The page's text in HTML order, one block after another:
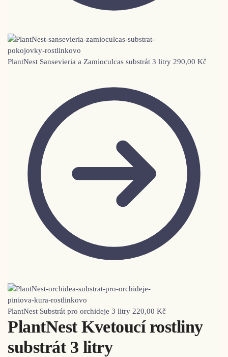
PlantNest Sansevieria a Zamioculcas substrát 3 litry 290,00 Kč
PlantNest Substrát pro orchideje 3 litry 220,00 Kč
PlantNest Kvetoucí rostliny
substrát 3 litry